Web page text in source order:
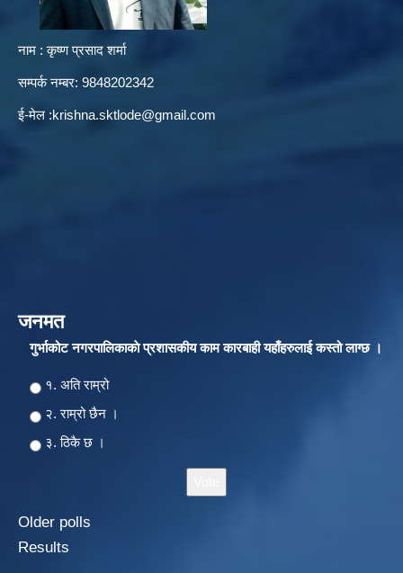
नाम : कृष्ण प्रसाद शर्मा
सम्पर्क नम्बर: 9848202342
ई-मेल :krishna.sktlode@gmail.com
जनमत
गुर्भाकोट नगरपालिकाकाे प्रशासकीय काम कारबाही यहाँहरुलाई कस्तो लाग्छ ।
Choices
१. अति राम्रो
२‍‍. राम्रो छैन ।
३. ठिकै छ ।
Older polls
Results